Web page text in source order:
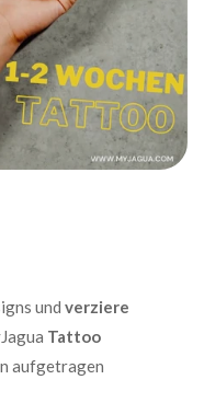
und verziere
Tattoo
aufgetragen